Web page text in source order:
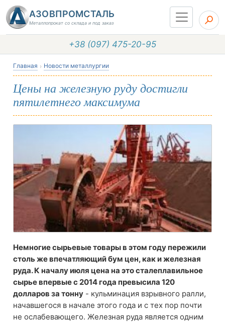
АЗОВПРОМСТАЛЬ
Металлопрокат со склада и под заказ
+38 (097) 475-20-95
Главная Новости металлургии
Цены на железную руду достигли
пятилетнего максимума
Немногие сырьевые товары в этом году пережили
столь же впечатляющий бум цен, как и железная
руда. К началу июля цена на это сталеплавильное
сырье впервые с 2014 года превысила 120
долларов за тонну - кульминация взрывного ралли,
начавшегося в начале этого года и с тех пор почти
не ослабевающего. Железная руда является одним